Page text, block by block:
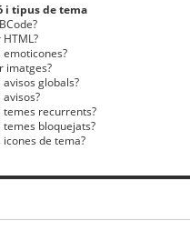
i tipus de tema
emoticones?
imatges?
globals?
temes recurrents?
temes bloquejats?
icones de tema?